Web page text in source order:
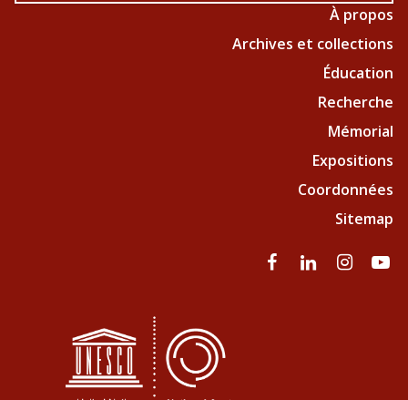
À propos
Archives et collections
Éducation
Recherche
Mémorial
Expositions
Coordonnées
Sitemap